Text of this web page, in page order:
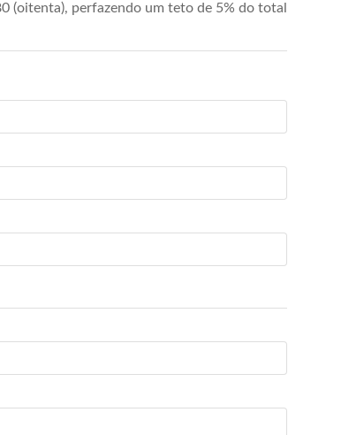
(oitenta), perfazendo um teto de 5% do total